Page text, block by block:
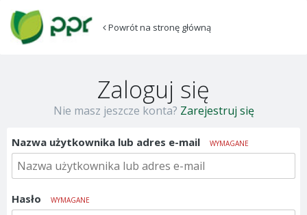
Powrót na stronę główną
Zaloguj się
Nie masz jeszcze konta? Zarejestruj się
Nazwa użytkownika lub adres e-mail WYMAGANE
Hasło WYMAGANE